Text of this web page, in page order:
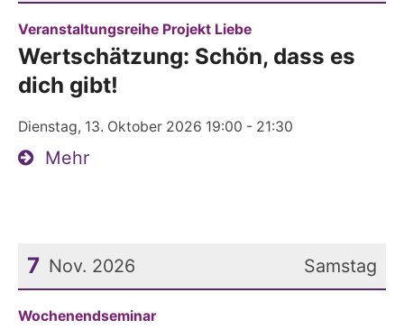
Datum: 13. Oktober 2026
Veranstaltungsreihe Projekt Liebe:
Wertschätzung: Schön, dass es
dich gibt!
Dienstag, 13. Oktober 2026 19:00 - 21:30
Mehr
Samstag
7 Nov. 2026
Datum: 7. November 2026
Wochenendseminar: